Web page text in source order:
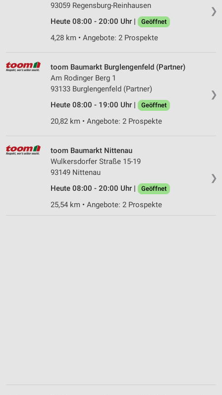
❯
93059 Regensburg-Reinhausen
Heute 08:00 - 20:00 Uhr |
Geöffnet
4,28 km • Angebote: 2 Prospekte
❯
toom Baumarkt Burglengenfeld (Partner)
Am Rodinger Berg 1
93133 Burglengenfeld (Partner)
Heute 08:00 - 19:00 Uhr |
Geöffnet
20,82 km • Angebote: 2 Prospekte
❯
toom Baumarkt Nittenau
Wulkersdorfer Straße 15-19
93149 Nittenau
Heute 08:00 - 20:00 Uhr |
Geöffnet
25,54 km • Angebote: 2 Prospekte
Verwendung genauer Standortdaten
Nicht-IAB-Verarbeitungszwecke:
Performance
Werbung